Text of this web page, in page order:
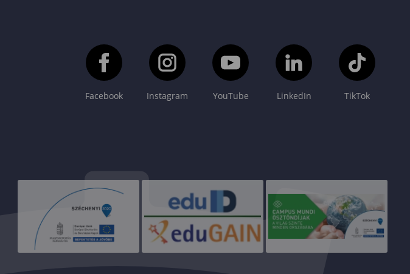
Facebook Instagram YouTube LinkedIn TikTok